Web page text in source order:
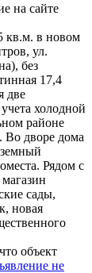
на сайте
кв.м. в новом
ул.
без
17,4
две
холодной
районе
Во дворе дома
Рядом с
сады,
новая
объект
не